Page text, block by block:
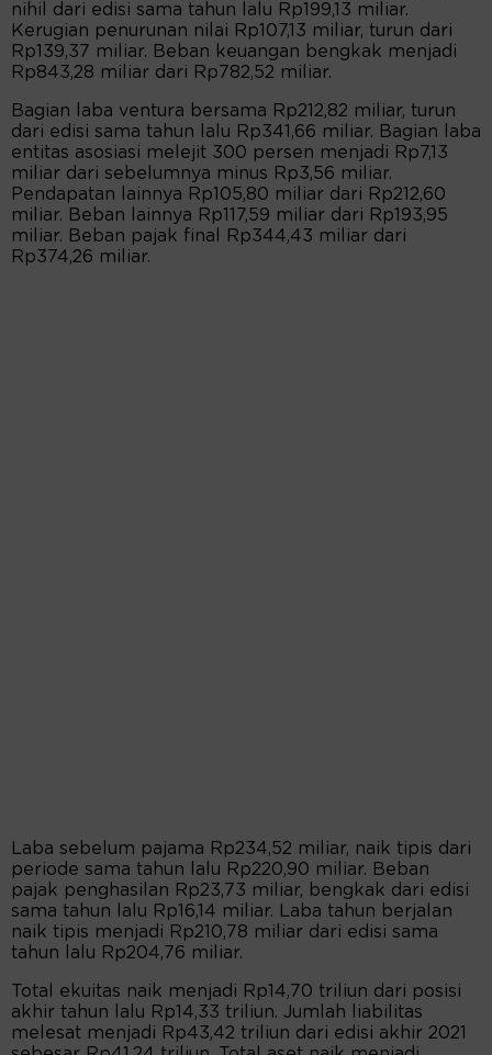
nihil dari edisi sama tahun lalu Rp199,13 miliar.
Kerugian penurunan nilai Rp107,13 miliar, turun dari
Rp139,37 miliar. Beban keuangan bengkak menjadi
Rp843,28 miliar dari Rp782,52 miliar.
Bagian laba ventura bersama Rp212,82 miliar, turun
dari edisi sama tahun lalu Rp341,66 miliar. Bagian laba
entitas asosiasi melejit 300 persen menjadi Rp7,13
miliar dari sebelumnya minus Rp3,56 miliar.
Pendapatan lainnya Rp105,80 miliar dari Rp212,60
miliar. Beban lainnya Rp117,59 miliar dari Rp193,95
miliar. Beban pajak final Rp344,43 miliar dari
Rp374,26 miliar.
Laba sebelum pajama Rp234,52 miliar, naik tipis dari
periode sama tahun lalu Rp220,90 miliar. Beban
pajak penghasilan Rp23,73 miliar, bengkak dari edisi
sama tahun lalu Rp16,14 miliar. Laba tahun berjalan
naik tipis menjadi Rp210,78 miliar dari edisi sama
tahun lalu Rp204,76 miliar.
Total ekuitas naik menjadi Rp14,70 triliun dari posisi
akhir tahun lalu Rp14,33 triliun. Jumlah liabilitas
melesat menjadi Rp43,42 triliun dari edisi akhir 2021